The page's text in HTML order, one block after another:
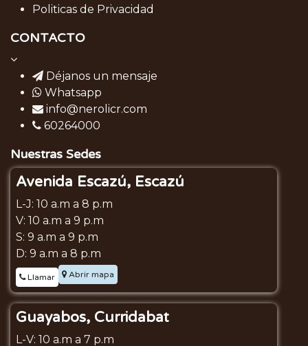
Politicas de Privacidad
CONTACTO
Déjanos un mensaje
Whatsapp
info@nerolicr.com
60264000
Nuestras Sedes
Avenida Escazú, Escazú
L-J: 10 a.m a 8 p.m
V: 10 a.m a 9 p.m
S: 9 a.m a 9 p.m
D: 9 a.m a 8 p.m
Llamar Abrir mapa
Guayabos, Curridabat
L-V: 10 a.m a 7 p.m